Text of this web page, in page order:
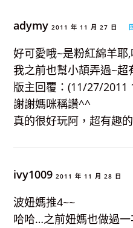
adymy2011 年 11 月 27 日
好可愛哦~是粉紅綿羊耶
我之前也幫小頡弄過~超
版主回覆：(11/27/2011
謝謝媽咪稱讚^^
真的很好玩阿，超有趣
ivy10092011 年 11 月 28 日
波妞媽推4~~
哈哈…之前妞媽也做過一